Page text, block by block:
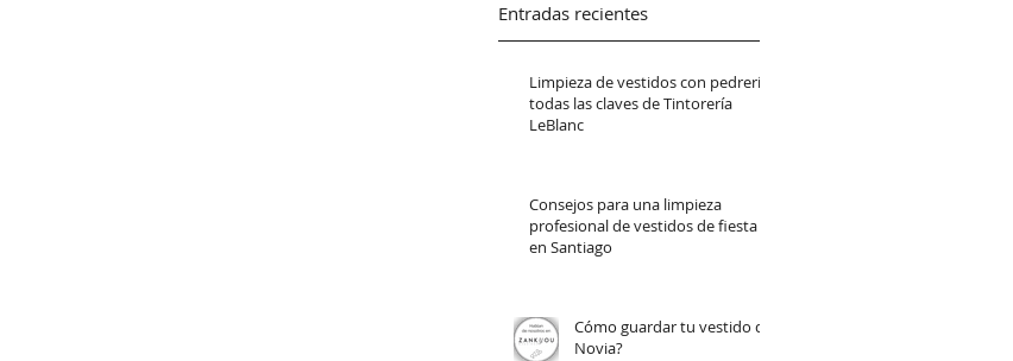
Entradas recientes
Limpieza de vestidos con pedrería:
todas las claves de Tintorería
LeBlanc
Consejos para una limpieza
profesional de vestidos de fiesta
en Santiago
Cómo guardar tu vestido de
Novia?